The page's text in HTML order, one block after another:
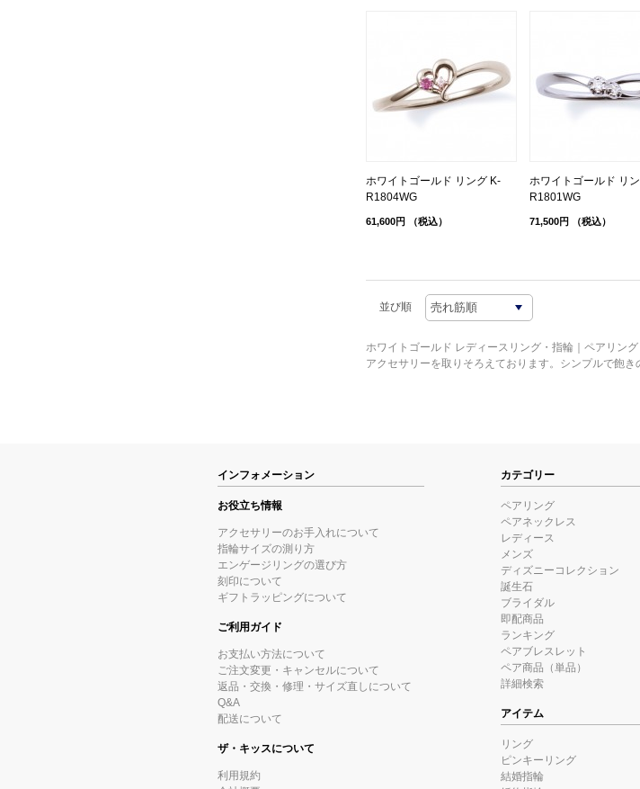
ホワイトゴールド リング K-
R1804WG
61,600円 （税込）
ホワイトゴールド リ
R1801WG
71,500円 （税込）
並び順
ホワイトゴールド レディースリング・指輪｜ペアリン
アクセサリーを取りそろえております。シンプルで飽き
インフォメーション
お役立ち情報
アクセサリーのお手入れについて
指輪サイズの測り方
エンゲージリングの選び方
刻印について
ギフトラッピングについて
ご利用ガイド
お支払い方法について
ご注文変更・キャンセルについて
返品・交換・修理・サイズ直しについて
Q&A
配送について
ザ・キッスについて
利用規約
カテゴリー
ペアリング
ペアネックレス
レディース
メンズ
ディズニーコレクション
誕生石
ブライダル
即配商品
ランキング
ペアブレスレット
ペア商品（単品）
詳細検索
アイテム
リング
ピンキーリング
結婚指輪